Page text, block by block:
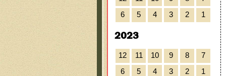
6
5 4 3 2 1
2023
12 11 10 9 8
7
6
5 4 3 2 1